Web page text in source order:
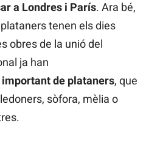
a Londres i París. Ara bé,
tenen els dies
obres de la unió del
ja han
important de plataners, que
sòfora, mèlia o